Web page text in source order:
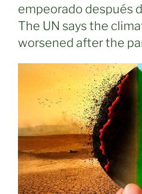
empeorado después
The UN says the
worsened after the